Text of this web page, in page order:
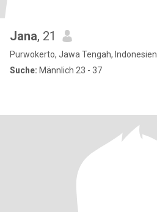
Jana, 21
Purwokerto, Jawa Tengah, Indonesien
Suche: Männlich 23 - 37